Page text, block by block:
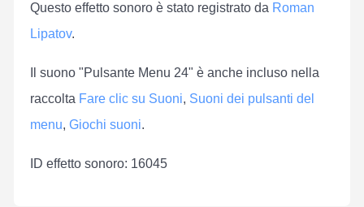
Questo effetto sonoro è stato registrato da Roman
Lipatov.
Il suono "Pulsante Menu 24" è anche incluso nella
raccolta Fare clic su Suoni, Suoni dei pulsanti del
menu, Giochi suoni.
ID effetto sonoro: 16045